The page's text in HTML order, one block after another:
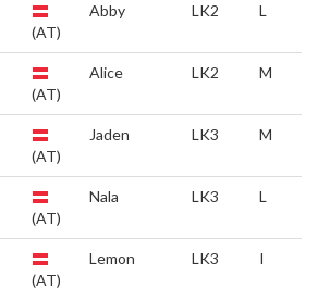
(AT)
Abby LK2 L
(AT)
Alice LK2 M
(AT)
Jaden LK3 M
(AT)
Nala LK3 L
(AT)
Lemon LK3 I